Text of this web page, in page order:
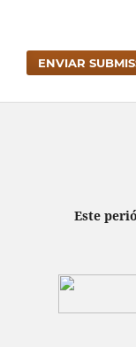
ENVIAR
Este